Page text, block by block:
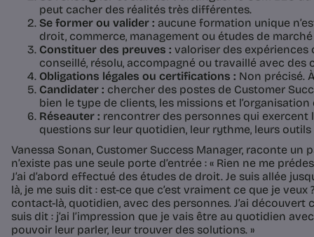
peut cacher des réalités très différentes.
Se former ou valider : aucune formation unique
droit, commerce, management ou études de
Constituer des preuves : valoriser des expériences
conseillé, résolu, accompagné ou travaillé avec des
Obligations légales ou certifications : Non précisé.
Candidater : chercher des postes de Customer
bien le type de clients, les missions et l’organisation
Réseauter : rencontrer des personnes qui exercent
questions sur leur quotidien, leur rythme, leurs
Vanessa Sonan, Customer Success Manager, raconte un
n’existe pas une seule porte d’entrée : « Rien ne me
J’ai d’abord effectué des études de droit. Je suis allée
là, je me suis dit : est-ce que c’est vraiment ce que je veux
contact-là, quotidien, avec des personnes. J’ai découvert
suis dit : j’ai l’impression que je vais être au quotidien
pouvoir leur parler, leur trouver des solutions. »